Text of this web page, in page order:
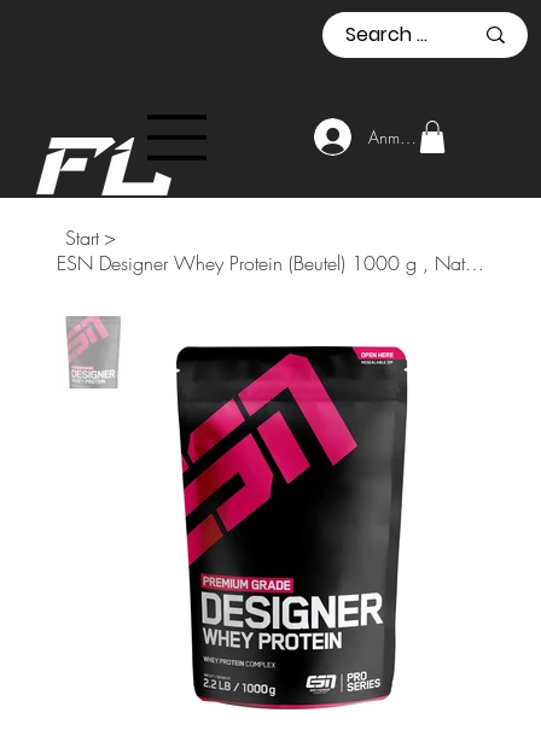
Anmelden
Start >
ESN Designer Whey Protein (Beutel) 1000 g , Natural